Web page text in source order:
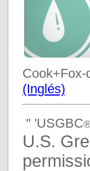
(Inglés)
" 'USGBC
U.S.